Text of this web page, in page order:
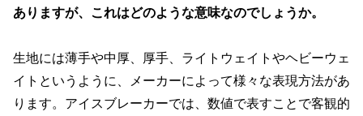
ありますが、これはどのような意味なのでしょうか。
生地には薄手や中厚、厚手、ライトウェイトやヘビーウェ
イトというように、メーカーによって様々な表現方法があ
ります。アイスブレーカーでは、数値で表すことで客観的